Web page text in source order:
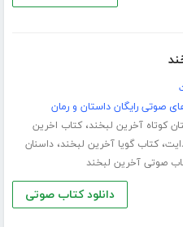
صوتی رایگان داستان و رمان
کوتاه آخرین لبخند،کتاب اخرین
،کتاب گویا آخرین لبخند،داسنان
صوتی آخرین لبخند
دانلود کتاب صوتی